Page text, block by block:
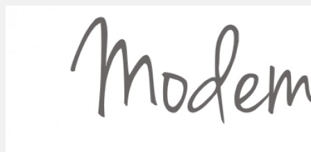
Modemamma